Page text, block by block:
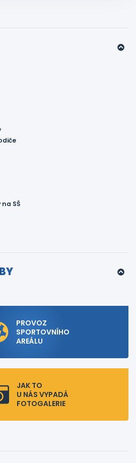
SŠ
PROVOZ
SPORTOVNÍHO
AREÁLU
JAK TO
U NÁS VYPADÁ
FOTOGALERIE